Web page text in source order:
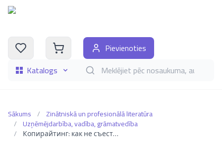
Katalogs Meklēt grāmatas pēc nosaukuma, autora,
Pievienoties
Sākums / Zinātniskā un profesionālā literatūra
/ Uzņēmējdarbība, vadība, grāmatvedība
/ Копирайтинг: как не съесть собаку. Создаем тексты, которые продают